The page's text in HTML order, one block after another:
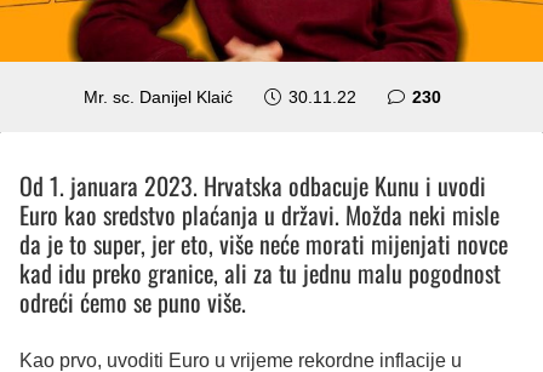
Mr. sc. Danijel Klaić 30.11.22 230komentara
Od 1. januara 2023. Hrvatska odbacuje Kunu i uvodi
Euro kao sredstvo plaćanja u državi. Možda neki misle
da je to super, jer eto, više neće morati mijenjati novce
kad idu preko granice, ali za tu jednu malu pogodnost
odreći ćemo se puno više.
Kao prvo, uvoditi Euro u vrijeme rekordne inflacije u